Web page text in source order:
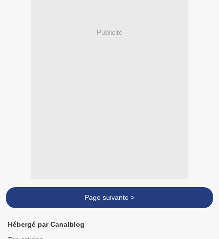
Publicité
Page suivante >
Hébergé par Canalblog